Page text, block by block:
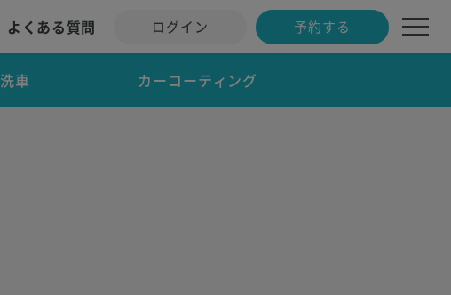
よくある質問 ログイン 予約する
洗車 カーコーティング